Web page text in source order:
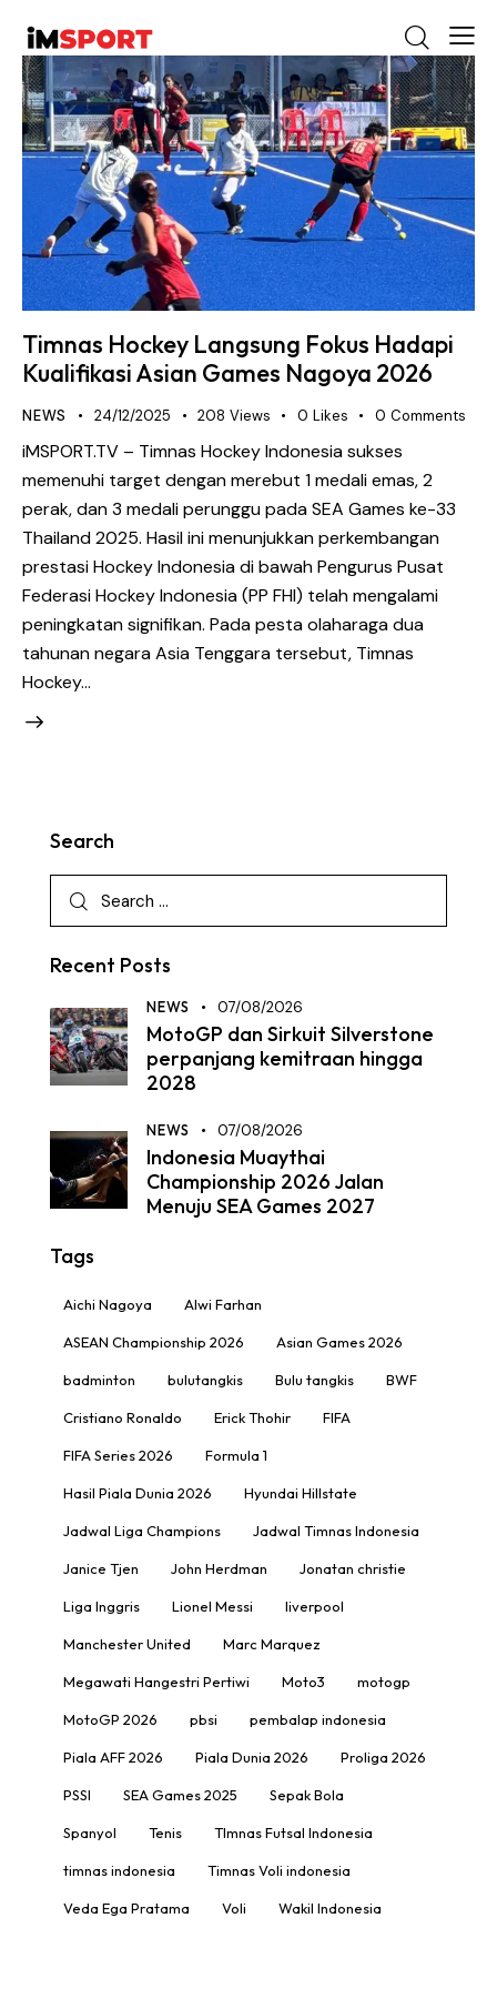
Timnas Hockey Langsung Fokus Hadapi
Kualifikasi Asian Games Nagoya 2026
NEWS 24/12/2025 208 Views 0 Likes 0 Comments
iMSPORT.TV – Timnas Hockey Indonesia sukses
memenuhi target dengan merebut 1 medali emas, 2
perak, dan 3 medali perunggu pada SEA Games ke-33
Thailand 2025. Hasil ini menunjukkan perkembangan
prestasi Hockey Indonesia di bawah Pengurus Pusat
Federasi Hockey Indonesia (PP FHI) telah mengalami
peningkatan signifikan. Pada pesta olaharaga dua
tahunan negara Asia Tenggara tersebut, Timnas
Hockey…
Search
Recent Posts
NEWS 07/08/2026
MotoGP dan Sirkuit Silverstone
perpanjang kemitraan hingga
2028
NEWS 07/08/2026
Indonesia Muaythai
Championship 2026 Jalan
Menuju SEA Games 2027
Tags
Aichi Nagoya Alwi Farhan
ASEAN Championship 2026 Asian Games 2026
badminton bulutangkis Bulu tangkis BWF
Cristiano Ronaldo Erick Thohir FIFA
FIFA Series 2026 Formula 1
Hasil Piala Dunia 2026 Hyundai Hillstate
Jadwal Liga Champions Jadwal Timnas Indonesia
Janice Tjen John Herdman Jonatan christie
Liga Inggris Lionel Messi liverpool
Manchester United Marc Marquez
Megawati Hangestri Pertiwi Moto3 motogp
MotoGP 2026 pbsi pembalap indonesia
Piala AFF 2026 Piala Dunia 2026 Proliga 2026
PSSI SEA Games 2025 Sepak Bola
Spanyol Tenis TImnas Futsal Indonesia
timnas indonesia Timnas Voli indonesia
Veda Ega Pratama Voli Wakil Indonesia